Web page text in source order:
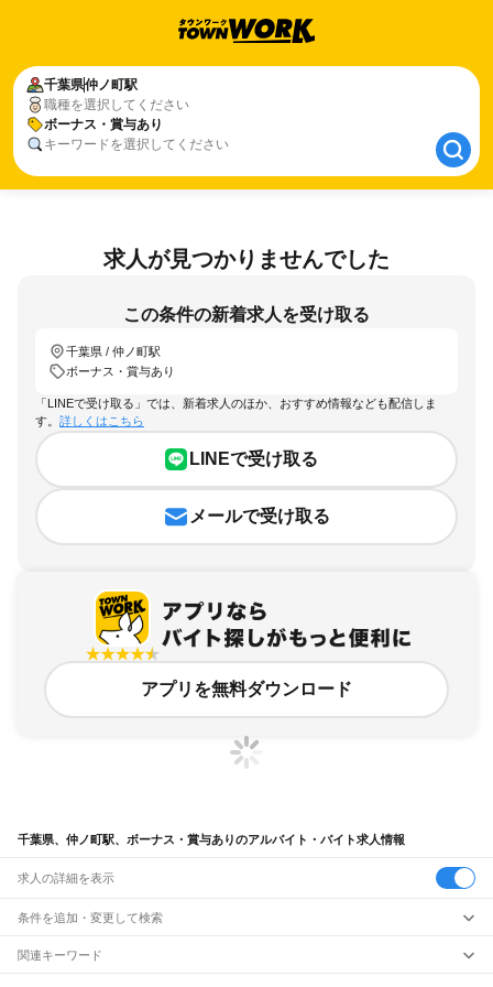
千葉県仲ノ町駅
職種を選択してください
ボーナス・賞与あり
キーワードを選択してください
千葉県仲ノ町駅
ボーナス・賞与あり
求人が見つかりませんでした
この条件の新着求人を受け取る
千葉県 / 仲ノ町駅
ボーナス・賞与あり
「LINEで受け取る」では、新着求人のほか、おすすめ情報なども配信しま
す。 詳しくはこちら
LINEで受け取る
メールで受け取る
アプリを無料ダウンロード
千葉県、仲ノ町駅、ボーナス・賞与ありのアルバイト・バイト求人情報
求人の詳細を表示
条件を追加・変更して検索
市区町村を追加・変更
関連キーワード